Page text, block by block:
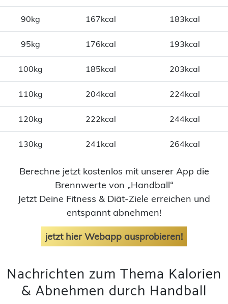
90kg 167kcal 183kcal
95kg 176kcal 193kcal
100kg 185kcal 203kcal
110kg 204kcal 224kcal
120kg 222kcal 244kcal
130kg 241kcal 264kcal
Berechne jetzt kostenlos mit unserer App die
Brennwerte von „Handball“
Jetzt Deine Fitness & Diät-Ziele erreichen und
entspannt abnehmen!
jetzt hier Webapp ausprobieren!
Nachrichten zum Thema Kalorien
& Abnehmen durch Handball